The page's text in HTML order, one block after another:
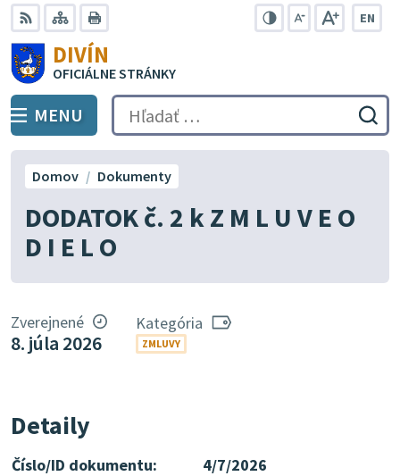
Preskočiť
na
obsah
RSS Mapa
EN
DIVÍN
OFICIÁLNE STRÁNKY
PREPNÚŤ
MENU Hľadať:
DODATOK č. 2 k Z M L U V E O
D I E L O
Domov Dokumenty
Zverejnené
8. júla 2026
Kategória
ZMLUVY
Detaily
Číslo/ID dokumentu:
4/7/2026